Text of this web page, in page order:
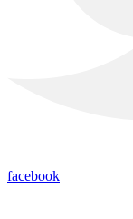
facebook